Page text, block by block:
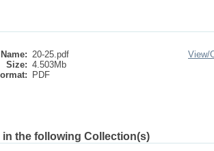
Name: 20-25.pdf
Size: 4.503Mb
PDF
View/
the following Collection(s)